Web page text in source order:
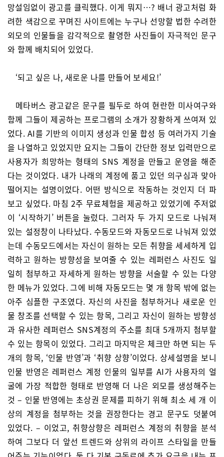
망설임없이 광고를 클릭했다. 이게 뭐지…? 배너 광고처럼 화
려한 색감으로 꾸며진 사이트에는 누구나 선망할 법한 수려한
외모의 인물들을 감각적으로 촬영한 사진들이 자극적인 문구
와 함께 배치되어 있었다.
‘되고 싶은 나, 새로운 나를 만들어 보세요!’
메타버스 광고같은 문구를 필두로 하여 현란한 미사여구와
함께 그들이 제공하는 프로그램의 소개가 장황하게 쓰여져 있
었다. AI를 기반의 이미지 생성과 인물 합성 등 여러가지 기술
을 나열하고 있었지만 요지는 그들이 간단한 정보 입력만으로
사용자가 희망하는 형태의 SNS 계정을 만들고 운영을 해준
다는 것이었다. 내가 나래의 계정에 품고 있던 의구심과 맞아
떨어지는 설명이었다. 어떤 방식으로 작동하는 것인지 더 파
보고 싶었다. 마침 2주 무료체험을 제공하고 있었기에 주저없
이 ‘시작하기’ 버튼을 눌렀다. 그러자 두 가지 모드로 나눠져
있는 설정창이 나타났다. 수동모드와 자동모드로 나눠져 있었
는데 수동모드에서는 자신이 원하는 모든 취향을 세세하게 입
력하고 원하는 방향성을 보여줄 수 있는 레퍼런스 사진도 일
일히 첨부하고 자세하게 원하는 방향을 서술할 수 있는 다양
한 메뉴가 있었다. 그에 비해 자동모드는 몇 개 항목 밖에 없는
아주 심플한 구조였다. 자신의 사진을 첨부하거나 새로운 인
물 창조를 선택할 수 있는 항목, 그리고 자신이 원하는 방향성
과 유사한 레퍼런스 SNS계정의 주소를 최대 5개까지 첨부할
수 있는 항목이 있었다. 그리고 마지막은 체크만 하면 되는 두
개의 항목, ‘인물 반영’과 ‘취향 상향’이었다. 상세설명을 보니
인물 반영은 레퍼런스 계정 인물의 일부를 AI가 사용자의 얼
굴에 가장 적합한 형태로 반영해 더 나은 외모를 생성해주는
것 – 인물 반영에는 초상권 문제를 피하기 위해 최소 세 개 이
상의 계정을 첨부하는 것을 권장한다는 경고 문구도 덧붙여
있었다. – 이었고, 취향상향은 레퍼런스 계정의 취향을 분석
하여 그보다 더 앞선 트렌드와 상위의 라이프 스타일을 만들